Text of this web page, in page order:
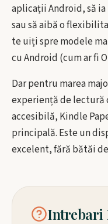
aplicații Android, să
sau să aibă o
te uiți spre modele
cu Android (cum ar fi
Dar pentru marea
experiență de lectură
accesibilă, Kindle
principală. Este un
excelent, fără bătăi
Intrebari